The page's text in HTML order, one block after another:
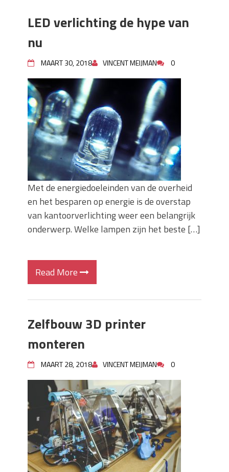
LED verlichting de hype van
nu
MAART 30, 2018 VINCENT MEIJMAN 0
Met de energiedoeleinden van de overheid
en het besparen op energie is de overstap
van kantoorverlichting weer een belangrijk
onderwerp. Welke lampen zijn het beste […]
Read More
Zelfbouw 3D printer
monteren
MAART 28, 2018 VINCENT MEIJMAN 0